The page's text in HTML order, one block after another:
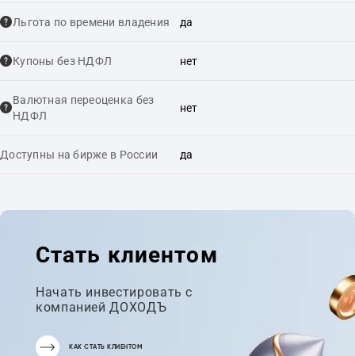
Льгота по времени владения да
Купоны без НДФЛ нет
Валютная переоценка без
НДФЛ
нет
Доступны на бирже в России да
Стать клиентом
Начать инвестировать с
компанией ДОХОДЪ
КАК СТАТЬ КЛИЕНТОМ